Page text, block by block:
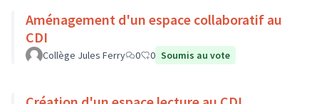
Aménagement d'un espace collaboratif au
CDI
Collège Jules Ferry 0 0 Soumis au vote